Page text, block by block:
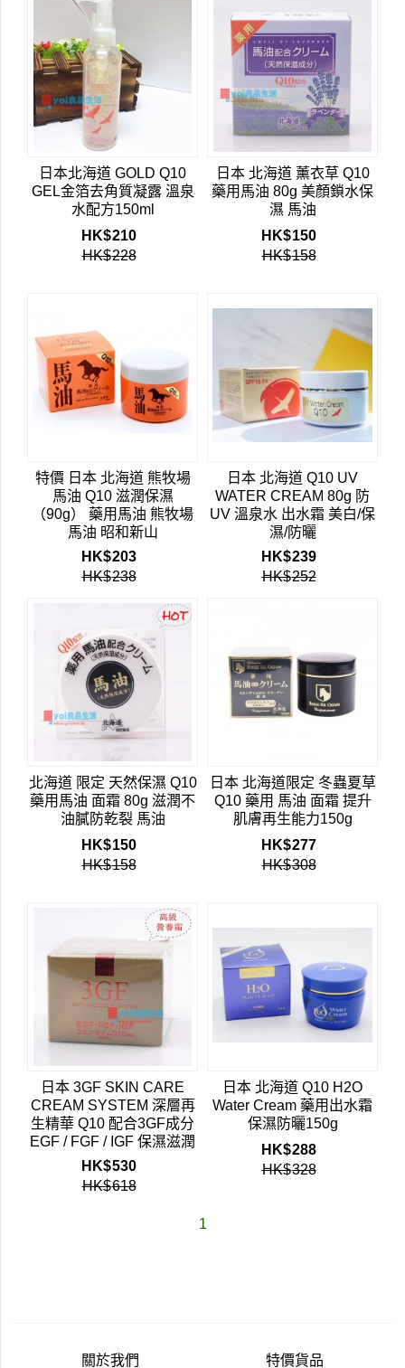
日本北海道 GOLD Q10
GEL金箔去角質凝露 溫泉
水配方150ml
HK$210
HK$228
日本 北海道 薰衣草 Q10
藥用馬油 80g 美顏鎖水保
濕 馬油
HK$150
HK$158
特價 日本 北海道 熊牧場
馬油 Q10 滋潤保濕
（90g） 藥用馬油 熊牧場
馬油 昭和新山
HK$203
HK$238
日本 北海道 Q10 UV
WATER CREAM 80g 防
UV 溫泉水 出水霜 美白/保
濕/防曬
HK$239
HK$252
北海道 限定 天然保濕 Q10
藥用馬油 面霜 80g 滋潤不
油膩防乾裂 馬油
HK$150
HK$158
日本 北海道限定 冬蟲夏草
Q10 藥用 馬油 面霜 提升
肌膚再生能力150g
HK$277
HK$308
日本 3GF SKIN CARE
CREAM SYSTEM 深層再
生精華 Q10 配合3GF成分
EGF / FGF / IGF 保濕滋潤
除皺修復疤痕 50g 深層再
生乳霜
HK$530
HK$618
日本 北海道 Q10 H2O
Water Cream 藥用出水霜
保濕防曬150g
HK$288
HK$328
1
關於我們 特價貨品